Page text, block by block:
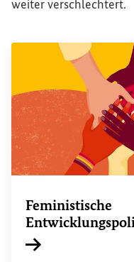
weiter verschlechtert.
Feministische